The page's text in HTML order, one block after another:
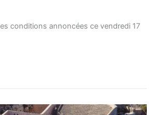
conditions annoncées ce vendredi 17